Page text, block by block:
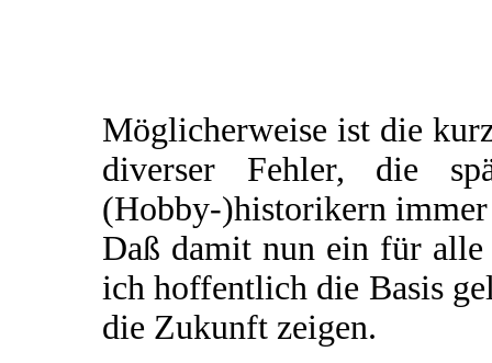
Möglicherweise ist die
diverser Fehler, die
(Hobby-)historikern immer
Daß damit nun ein für
ich hoffentlich die Basis
die Zukunft zeigen.